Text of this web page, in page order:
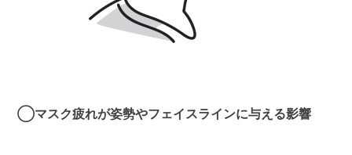
◯マスク疲れが姿勢やフェイスラインに与える影響